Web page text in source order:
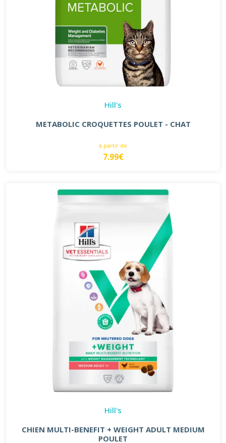
Hill's
METABOLIC CROQUETTES POULET - CHAT
à partir de
7.99€
Hill's
CHIEN MULTI-BENEFIT + WEIGHT ADULT MEDIUM
POULET